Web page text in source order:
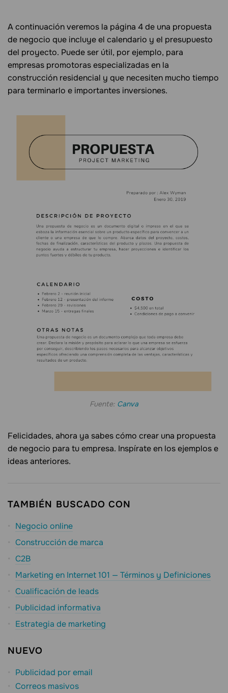
A continuación veremos la página 4 de una propuesta
de negocio que incluye el calendario y el presupuesto
del proyecto. Puede ser útil, por ejemplo, para
empresas promotoras especializadas en la
construcción residencial y que necesiten mucho tiempo
para terminarlo e importantes inversiones.
Fuente: Canva
Felicidades, ahora ya sabes cómo crear una propuesta
de negocio para tu empresa. Inspírate en los ejemplos e
ideas anteriores.
TAMBIÉN BUSCADO CON
Negocio online
Construcción de marca
C2B
Marketing en Internet 101 — Términos y Definiciones
Cualificación de leads
Publicidad informativa
Estrategia de marketing
NUEVO
Publicidad por email
Correos masivos